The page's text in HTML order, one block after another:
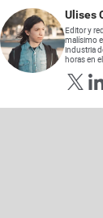
Ulises
Editor y
malísimo
industria
horas en